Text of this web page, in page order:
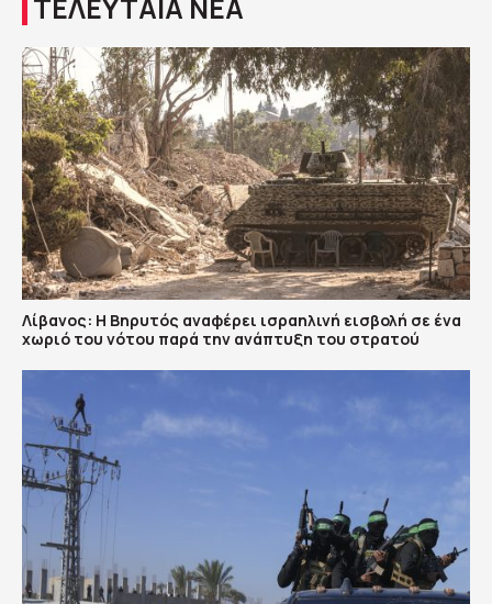
ΤΕΛΕΥΤΑΙΑ ΝΕΑ
Λίβανος: Η Βηρυτός αναφέρει ισραηλινή εισβολή σε ένα
χωριό του νότου παρά την ανάπτυξη του στρατού